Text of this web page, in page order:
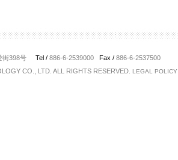
街398号 Tel / 886-6-2539000 Fax / 886-6-2537500
CO., LTD. ALL RIGHTS RESERVED.
LEGAL POLICY